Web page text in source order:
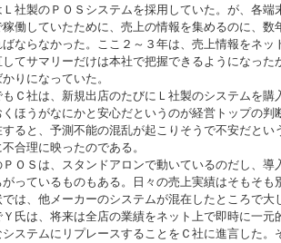
社製のＰＯＳシステムを採用していた。が、各端
稼働していたために、売上の情報を集めるのに、
ばならなかった。ここ２～３年は、売上情報をネ
してサマリーだけは本社で把握できるようになっ
りになっていた。
Ｃ社は、新規出店のたびにＬ社製のシステムを購
ほうがなにかと安心だというのが経営トップの
すると、予測不能の混乱が起こりそうで不安だと
合理に映ったのである。
ＯＳは、スタンドアロンで動いているのだし、導
がっているものもある。日々の売上実績はそもそ
では、他メーカーのシステムが混在したところで
氏は、将来は全店の業績をネット上で即時に一元
ステムにリプレースすることをＣ社に進言した